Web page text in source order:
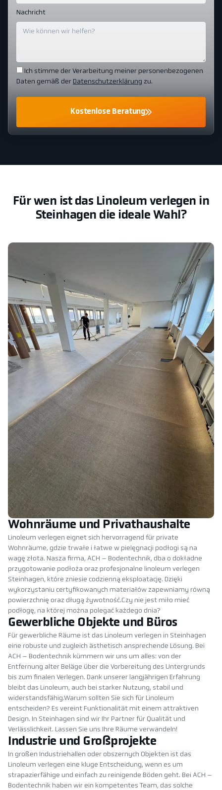
Nachricht
Ich stimme der Verarbeitung meiner personenbezogenen
Daten gemäß der Datenschutzerklärung zu.
Kostenlose Beratung
Für wen ist das Linoleum verlegen in
Steinhagen die ideale Wahl?
Wohnräume und Privathaushalte
Linoleum verlegen eignet sich hervorragend für private
Wohnräume, gdzie trwałe i łatwe w pielęgnacji podłogi są na
wagę złota. Nasza firma, ACH – Bodentechnik, dba o dokładne
przygotowanie podłoża oraz profesjonalne linoleum verlegen
Steinhagen, które zniesie codzienną eksploatację. Dzięki
wykorzystaniu certyfikowanych materiałów zapewniamy równą
powierzchnię oraz długą żywotność.Czy nie jest miło mieć
podłogę, na której można polegać każdego dnia?
Gewerbliche Objekte und Büros
Für gewerbliche Räume ist das Linoleum verlegen in Steinhagen
eine robuste und zugleich ästhetisch ansprechende Lösung. Bei
ACH – Bodentechnik kümmern wir uns um alles: von der
Entfernung alter Beläge über die Vorbereitung des Untergrunds
bis zum finalen Verlegen. Dank unserer langjährigen Erfahrung
bleibt das Linoleum, auch bei starker Nutzung, stabil und
widerstandsfähig.Warum sollten Sie sich für Linoleum
entscheiden? Es vereint Funktionalität mit einem attraktiven
Design. In Steinhagen sind wir Ihr Partner für Qualität und
Verlässlichkeit. Lassen Sie uns Ihre Räume verwandeln!
Industrie und Großprojekte
In großen Industriehallen oder obszernych Objekten ist das
Linoleum verlegen eine kluge Entscheidung, wenn es um
strapazierfähige und einfach zu reinigende Böden geht. Bei ACH –
Bodentechnik haben wir ein kompetentes Team, das solche